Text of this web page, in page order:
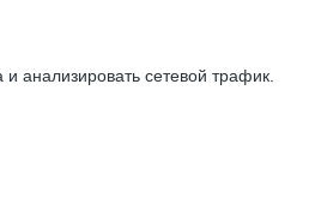
анализировать сетевой трафик.